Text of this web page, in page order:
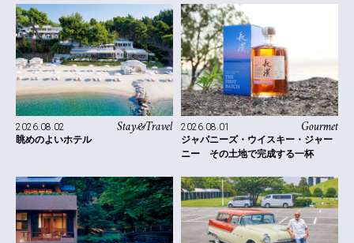
Stay&Travel
2026.08.02
眺めのよいホテル
Gourmet
2026.08.01
ジャパニーズ・ウイスキー・ジャー
ニー その土地で完成する一杯